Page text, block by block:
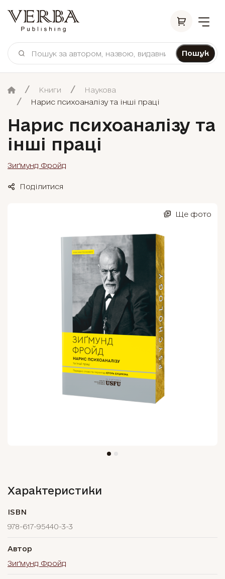
Пошук
Книги
Наукова
Нарис психоаналізу та інші праці
Нарис психоаналізу та
інші праці
Зиґмунд Фройд
Поділитися
Ще фото
Характеристики
ISBN
978-617-95440-3-3
Автор
Зиґмунд Фройд